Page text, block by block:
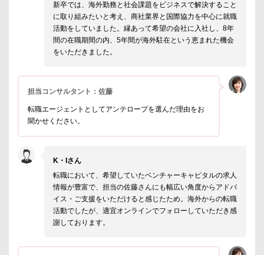
新卒では、海外勤務と社会課題をビジネスで解決すること
に取り組みたいと考え、商社業界と国際協力を中心に就職
活動をしていました。縁あって希望の会社に入社し、8年
間の在職期間の内、5年間が海外駐在という恵まれた機会
をいただきました。
担当コンサルタント：佐藤
転職エージェントとしてアンテロープを選んだ理由をお
聞かせください。
K・Iさん
転職において、希望していたベンチャーキャピタルの求人
情報が豊富で、担当の佐藤さんにも幅広い角度からアドバ
イス・ご支援をいただけると感じたため。海外からの転職
活動でしたが、適宜オンラインでフォローしていただき感
謝しております。